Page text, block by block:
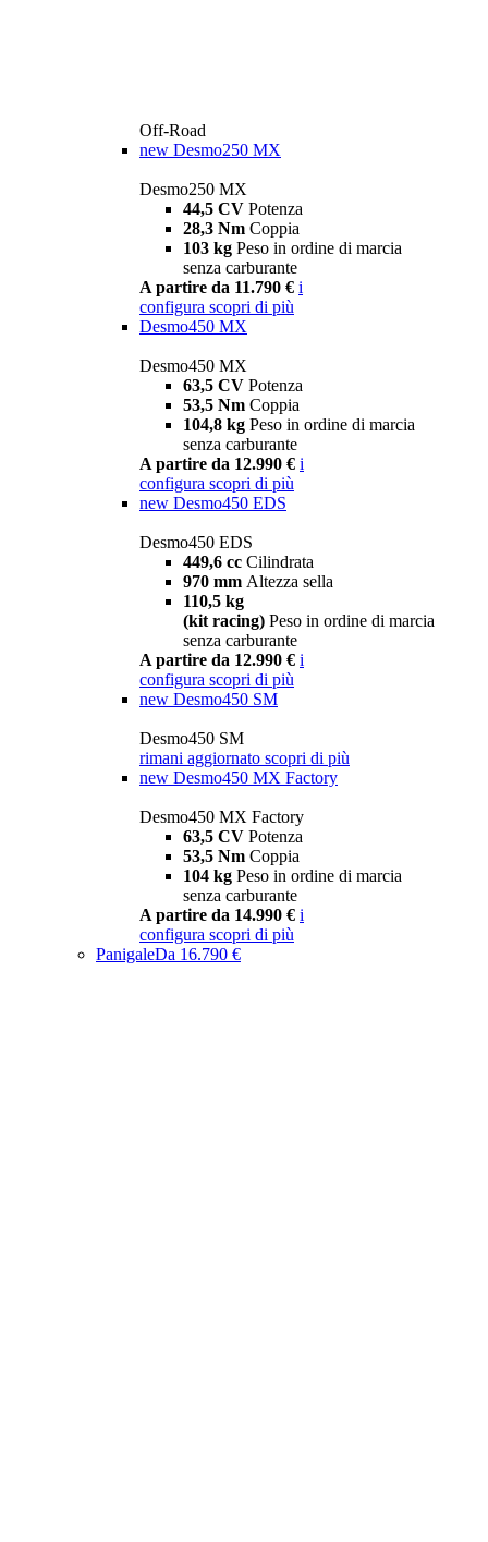
Off-Road
new Desmo250 MX
Desmo250 MX
44,5 CV Potenza
28,3 Nm Coppia
103 kg Peso in ordine di marcia
senza carburante
A partire da 11.790 € i
configura scopri di più
Desmo450 MX
Desmo450 MX
63,5 CV Potenza
53,5 Nm Coppia
104,8 kg Peso in ordine di marcia
senza carburante
A partire da 12.990 € i
configura scopri di più
new Desmo450 EDS
Desmo450 EDS
449,6 cc Cilindrata
970 mm Altezza sella
110,5 kg
(kit racing) Peso in ordine di marcia
senza carburante
A partire da 12.990 € i
configura scopri di più
new Desmo450 SM
Desmo450 SM
rimani aggiornato scopri di più
new Desmo450 MX Factory
Desmo450 MX Factory
63,5 CV Potenza
53,5 Nm Coppia
104 kg Peso in ordine di marcia
senza carburante
A partire da 14.990 € i
configura scopri di più
PanigaleDa 16.790 €